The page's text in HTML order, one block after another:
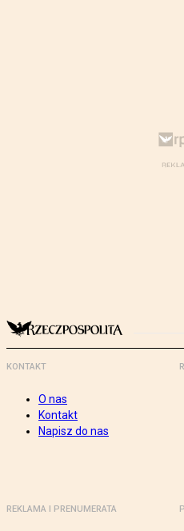
KONTAKT
O nas
Kontakt
Napisz do nas
REKLAMA I PRENUMERATA